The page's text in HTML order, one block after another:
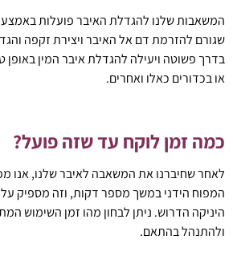
המשאבות שלנו להגדלת האיבר פועלות
שגורם להזרמת דם אל האיבר ויצירת זקפה
בדרך פשוטה ויעילה להגדלת איבר המין
או בכדורים כאלו ואחרים.
כמה זמן לוקח עד שזה פועל?
לאחר שחיברנו את המשאבה לאיבר שלנו, אנו
המפוח הידני במשך מספר דקות, וזה מספיק
היניקה הדרוש. ניתן לבחון מהו זמן השימוש
ולהתנהל בהתאם.